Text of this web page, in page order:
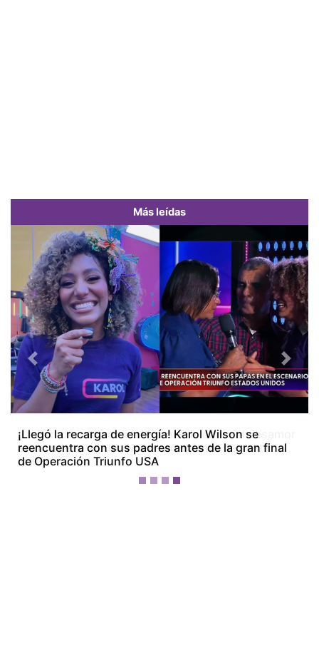
Más leídas
¡La Bichota está dolida! Karol G le canta al desamor
en su nuevo álbum ‘No me arrepiento de sentir
tanto’
Previous Next